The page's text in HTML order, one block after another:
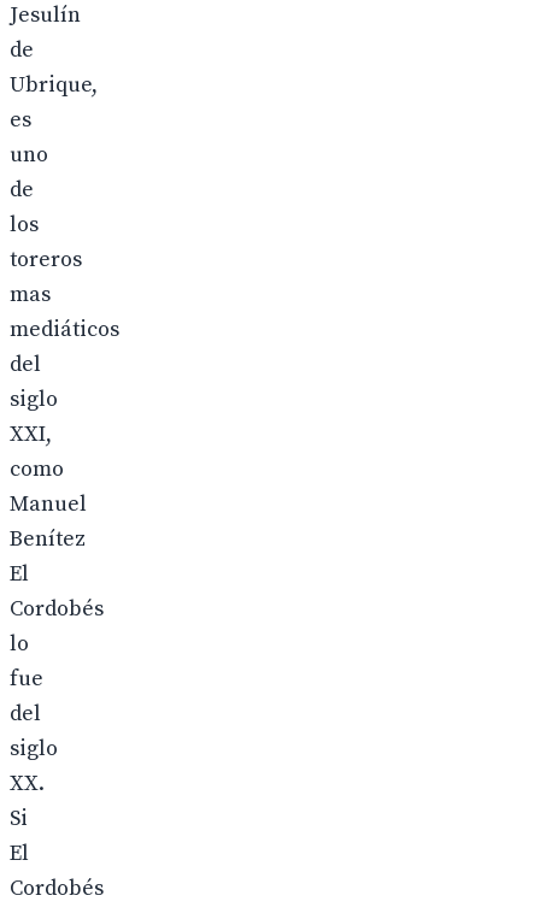
Jesulín
de
Ubrique,
es
uno
de
los
toreros
mas
mediáticos
del
siglo
XXI,
como
Manuel
Benítez
El
Cordobés
lo
fue
del
siglo
XX.
Si
El
Cordobés